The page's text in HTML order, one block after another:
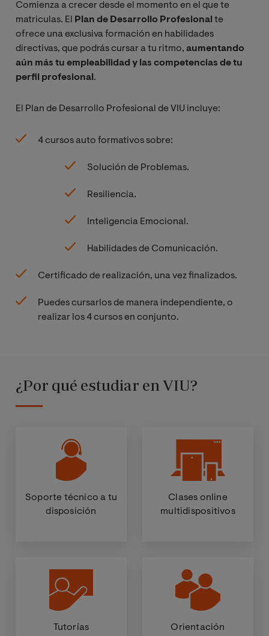
Comienza a crecer desde el momento en el que te
matriculas. El
Plan de Desarrollo Profesional te
ofrece una exclusiva formación en habilidades
directivas, que podrás cursar a tu ritmo, aumentando
aún más tu empleabilidad y las competencias de tu
perfil profesional .
El Plan de Desarrollo Profesional de VIU incluye:
4 cursos auto formativos sobre:
Solución de Problemas.
Resiliencia.
Inteligencia Emocional.
Habilidades de Comunicación.
Certificado de realización, una vez finalizados.
Puedes cursarlos de manera independiente, o
realizar los 4 cursos en conjunto.
¿Por qué estudiar en VIU?
Soporte técnico a tu
disposición
Clases online
multidispositivos
Tutorías
Orientación